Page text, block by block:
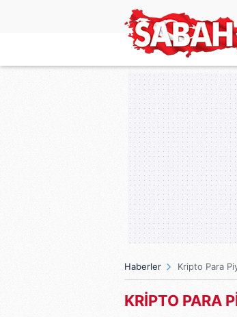
Türkiye'nin en iyi haber
Haberler Kripto Para
KRİPTO PARA